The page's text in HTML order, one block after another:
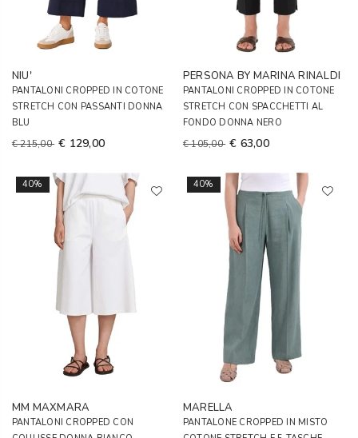
NIU'
PANTALONI CROPPED IN COTONE
STRETCH CON PASSANTI DONNA
BLU
€ 215,00 € 129,00
PERSONA BY MARINA RINALDI
PANTALONI CROPPED IN COTONE
STRETCH CON SPACCHETTI AL
FONDO DONNA NERO
€ 105,00 € 63,00
40%
MM MAXMARA
PANTALONI CROPPED CON
40%
MARELLA
PANTALONE CROPPED IN MISTO